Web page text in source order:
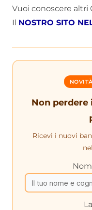
Vuoi conoscere altri
Il NOSTRO SITO
Non
Ricevi i nuovi